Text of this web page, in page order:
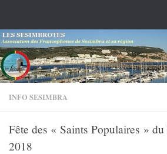
INFO SESIMBRA
Fête des « Saints Populaires »
2018